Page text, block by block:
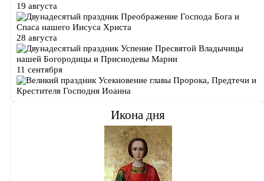
19 августа
Преображение Господа Бога и
Спаса нашего Иисуса Христа
28 августа
Успение Пресвятой Владычицы
нашей Богородицы и Приснодевы Марии
11 сентября
Усекновение главы Пророка, Предтечи и
Крестителя Господня Иоанна
Икона дня